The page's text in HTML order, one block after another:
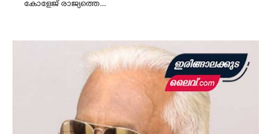
കോളേജ് രാജ്യത്തെ…